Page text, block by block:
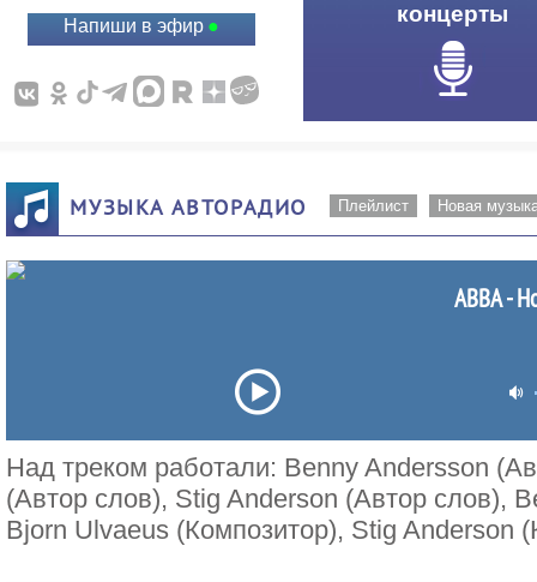
Напиши в эфир
концерты
МУЗЫКА АВТОРАДИО Плейлист Новая
ABBA -
Над треком работали: Benny Andersson
(Автор слов), Stig Anderson (Автор слов),
Bjorn Ulvaeus (Композитор), Stig Anderson